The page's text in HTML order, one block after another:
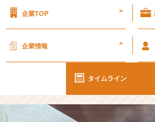
【株
社
貴
の
企業TOP >
企業情報 >
タイムライン